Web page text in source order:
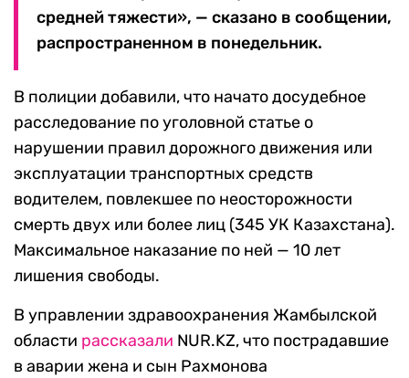
средней тяжести», — сказано в сообщении,
распространенном в понедельник.
В полиции добавили, что начато досудебное
расследование по уголовной статье о
нарушении правил дорожного движения или
эксплуатации транспортных средств
водителем, повлекшее по неосторожности
смерть двух или более лиц (345 УК Казахстана).
Максимальное наказание по ней — 10 лет
лишения свободы.
В управлении здравоохранения Жамбылской
области рассказали NUR.KZ, что пострадавшие
в аварии жена и сын Рахмонова